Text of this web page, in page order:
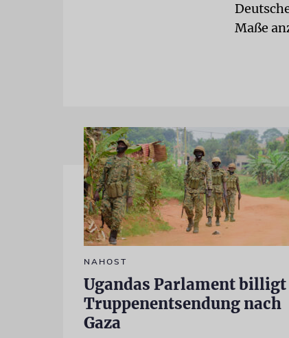
Maße
NAHOST
Ugandas Parlament billigt
Truppenentsendung nach
Gaza